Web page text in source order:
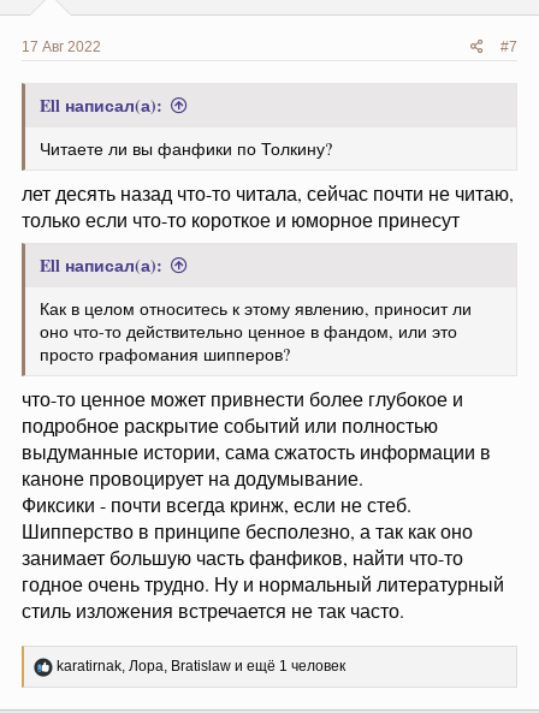
17 Авг 2022 #7
Ell написал(а):
Читаете ли вы фанфики по Толкину?
лет десять назад что-то читала, сейчас почти не читаю,
только если что-то короткое и юморное принесут
Ell написал(а):
Как в целом относитесь к этому явлению, приносит ли
оно что-то действительно ценное в фандом, или это
просто графомания шипперов?
что-то ценное может привнести более глубокое и
подробное раскрытие событий или полностью
выдуманные истории, сама сжатость информации в
каноне провоцирует на додумывание.
Фиксики - почти всегда кринж, если не стеб.
Шипперство в принципе бесполезно, а так как оно
занимает большую часть фанфиков, найти что-то
годное очень трудно. Ну и нормальный литературный
стиль изложения встречается не так часто.
Р
е
karatirnak, Лора, Bratislaw и ещё 1 человек